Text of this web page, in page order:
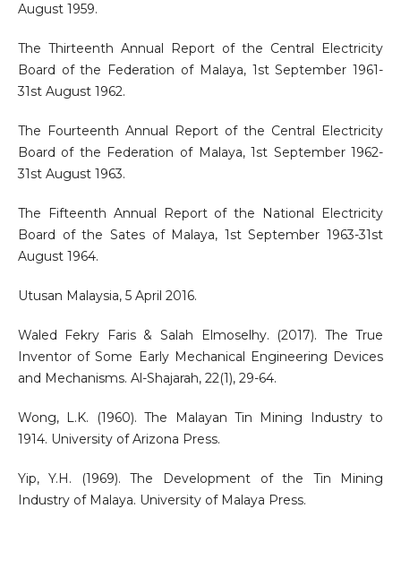
August 1959.
The Thirteenth Annual Report of the Central Electricity
Board of the Federation of Malaya, 1st September 1961-
31st August 1962.
The Fourteenth Annual Report of the Central Electricity
Board of the Federation of Malaya, 1st September 1962-
31st August 1963.
The Fifteenth Annual Report of the National Electricity
Board of the Sates of Malaya, 1st September 1963-31st
August 1964.
Utusan Malaysia, 5 April 2016.
Waled Fekry Faris & Salah Elmoselhy. (2017). The True
Inventor of Some Early Mechanical Engineering Devices
and Mechanisms. Al-Shajarah, 22(1), 29-64.
Wong, L.K. (1960). The Malayan Tin Mining Industry to
1914. University of Arizona Press.
Yip, Y.H. (1969). The Development of the Tin Mining
Industry of Malaya. University of Malaya Press.